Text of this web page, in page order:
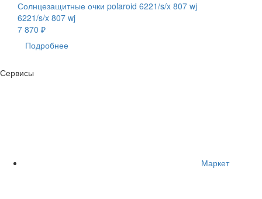
Солнцезащитные очки polaroid 6221/s/x 807 wj
6221/s/x 807 wj
7 870 ₽
Подробнее
Сервисы
Маркет